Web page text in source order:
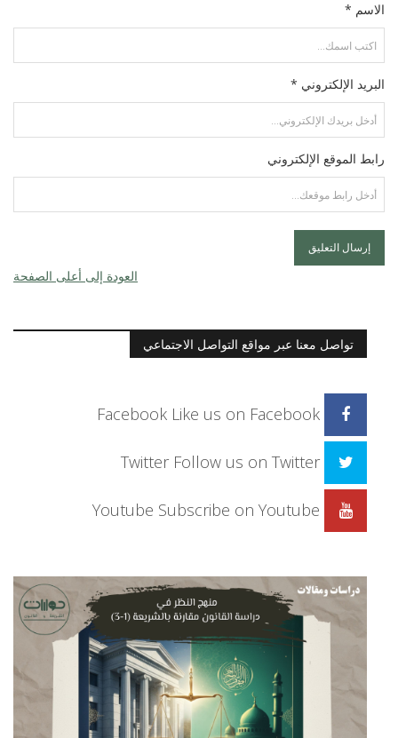
الاسم *
البريد الإلكتروني *
رابط الموقع الإلكتروني
العودة إلى أعلى الصفحة
تواصل معنا عبر مواقع التواصل الاجتماعي
Facebook Like us on Facebook
Twitter Follow us on Twitter
Youtube Subscribe on Youtube